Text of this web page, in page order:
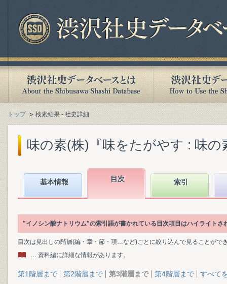
トップ 検索結果 - 社史詳細
味の素(株)『味をたがやす : 味の
基本情報 目次 索引
"イノシン酸ナトリウム"の索引語が書かれている目次項目はハイライトさ
目次は見出しの階層(編・章・節・項…など)ごとに絞り込んで見ることがで
… 資料編に詳細な情報があります。
第1階層まで 第2階層まで 第3階層まで 第4階層まで すべて